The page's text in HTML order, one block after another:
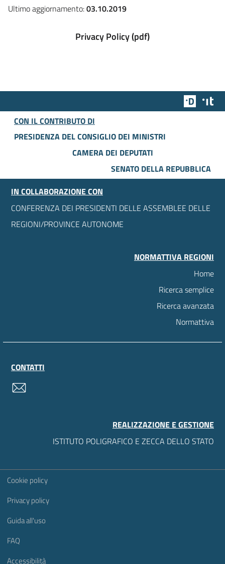
Ultimo aggiornamento:03.10.2019
Privacy Policy (pdf)
Team
CON IL CONTRIBUTO DI
PRESIDENZA DEL CONSIGLIO DEI MINISTRI
CAMERA DEI DEPUTATI
SENATO DELLA REPUBBLICA
IN COLLABORAZIONE CON
CONFERENZA DEI PRESIDENTI DELLE ASSEMBLEE DELLE
REGIONI/PROVINCE AUTONOME
NORMATTIVA REGIONI
Home
Ricerca semplice
Ricerca avanzata
Normattiva
CONTATTI
REALIZZAZIONE E GESTIONE
ISTITUTO POLIGRAFICO E ZECCA DELLO STATO
Sezione Link Utili
Cookie policy
Privacy policy
Guida all'uso
FAQ
Accessibilità